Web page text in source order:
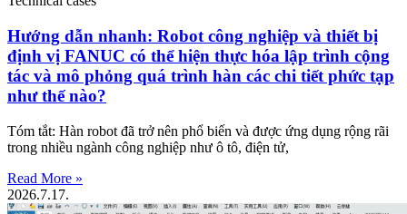
Hướng dẫn nhanh: Robot công nghiệp và thiết bị
định vị FANUC có thể hiện thực hóa lập trình cộng
tác và mô phỏng quá trình hàn các chi tiết phức tạp
như thế nào?
Tóm tắt: Hàn robot đã trở nên phổ biến và được ứng dụng rộng rãi
trong nhiều ngành công nghiệp như ô tô, điện tử,
Read More »
2026.7.17.